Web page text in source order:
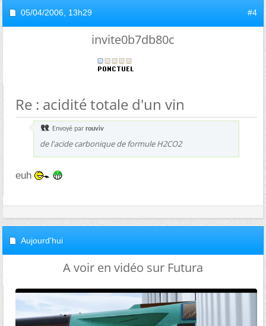
05/04/2006, 13h29 #4
invite0b7db80c
Re : acidité totale d'un vin
Envoyé par rouviv
de l'acide carbonique de formule H2CO2
euh
Aujourd'hui
A voir en vidéo sur Futura